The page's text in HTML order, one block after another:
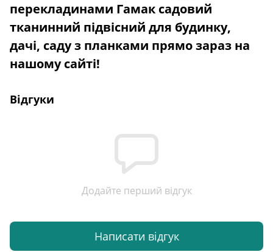
перекладинами Гамак садовий
тканинний підвісний для будинку,
дачі, саду з планками прямо зараз на
нашому сайті!
Відгуки
Додайте перший відгук
Написати відгук